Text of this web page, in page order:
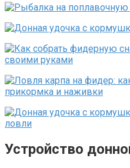
Устройство